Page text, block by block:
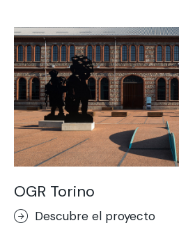
OGR Torino
Descubre el proyecto